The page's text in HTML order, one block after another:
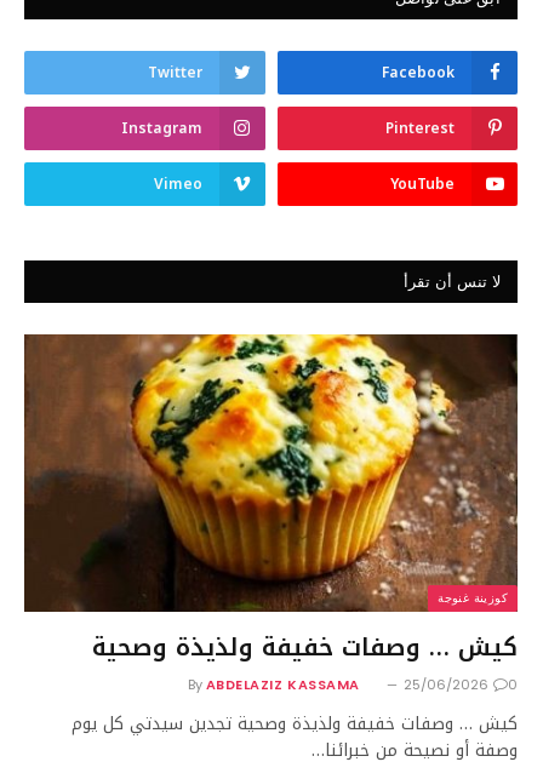
Facebook
Twitter
Pinterest
Instagram
YouTube
Vimeo
لا تنس أن تقرأ
كوزينة غنوجة
كيش … وصفات خفيفة ولذيذة وصحية
By ABDELAZIZ KASSAMA 25/06/2026 0
كيش … وصفات خفيفة ولذيذة وصحية تجدين سيدتي كل يوم
وصفة أو نصيحة من خبرائنا…